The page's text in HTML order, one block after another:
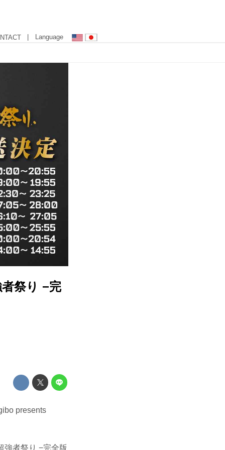
| Language
祭り −完
presents
強者祭り −完全版